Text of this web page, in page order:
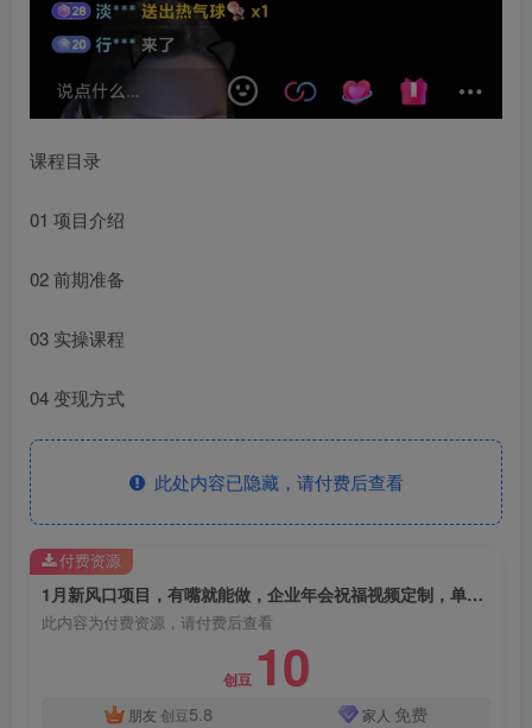
课程目录
01 项目介绍
02 前期准备
03 实操课程
04 变现方式
此处内容已隐藏，请付费后查看
1月新风口项目，有嘴就能做，企业年会祝福视频定制，单日轻松收益20000+
此内容为付费资源，请付费后查看
创豆 10
朋友 创豆 5.8 家人 免费
付费资源